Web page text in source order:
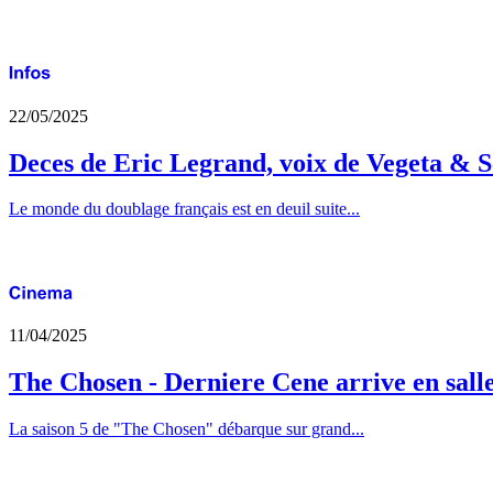
22/05/2025
Deces de Eric Legrand, voix de Vegeta &
Le monde du doublage français est en deuil suite...
11/04/2025
The Chosen - Derniere Cene arrive en
La saison 5 de "The Chosen" débarque sur grand...